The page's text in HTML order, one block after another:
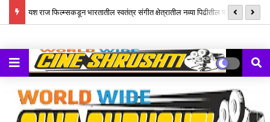
यश राज फिल्म्सकडून भारतातील स्वतंत्र संगीत क्षेत्रातील नव्या पिढीतील प्रतिभांना